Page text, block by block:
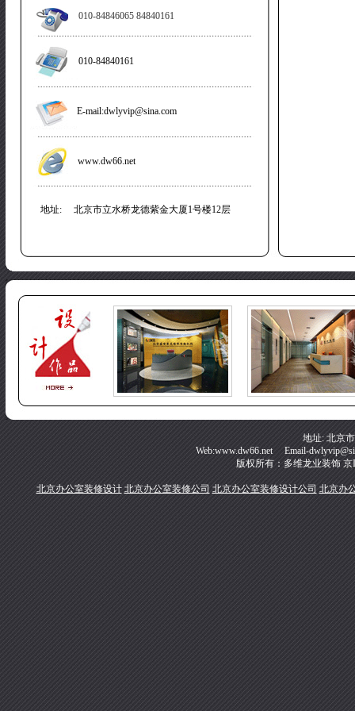
010-84846065 84840161
010-84840161
E-mail:dwlyvip@sina.com
www.dw66.net
地址: 北京市立水桥龙德紫金大厦1号楼12层
地址: 北京
Web:www.dw66.net Email-
版权所有：多维龙业装饰京
北京办公室装修设计 北京办公室装修公司 北京办公室装修设计公司 北京办